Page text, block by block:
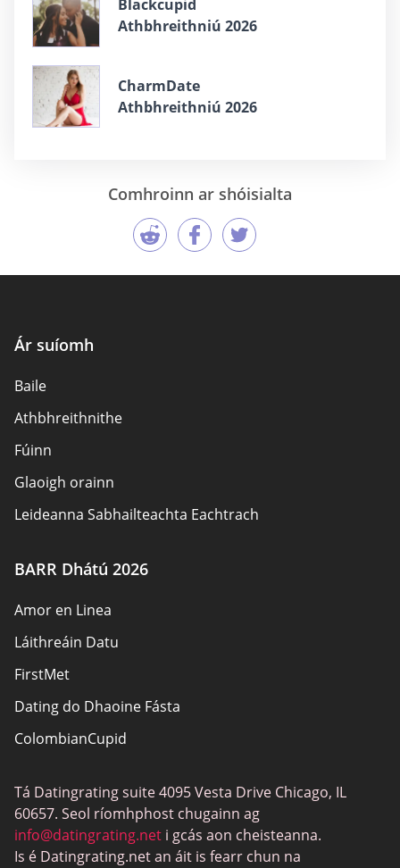
Blackcupid
Athbhreithniú 2026
CharmDate
Athbhreithniú 2026
Comhroinn ar shóisialta
Ár suíomh
Baile
Athbhreithnithe
Fúinn
Glaoigh orainn
Leideanna Sabhailteachta Eachtrach
Beartas Príobháideachais
Freagracht
Nochtadh Affiliate
Léarscáil an láithreáin
BARR Dhátú 2026
Amor en Linea
Láithreáin Datu
FirstMet
Dating do Dhaoine Fásta
ColombianCupid
MeetMindful
Dátú BDSM
Tá Datingrating suite 4095 Vesta Drive Chicago, IL
60657. Seol ríomhphost chugainn ag
info@datingrating.net i gcás aon cheisteanna.
Is é Datingrating.net an áit is fearr chun na